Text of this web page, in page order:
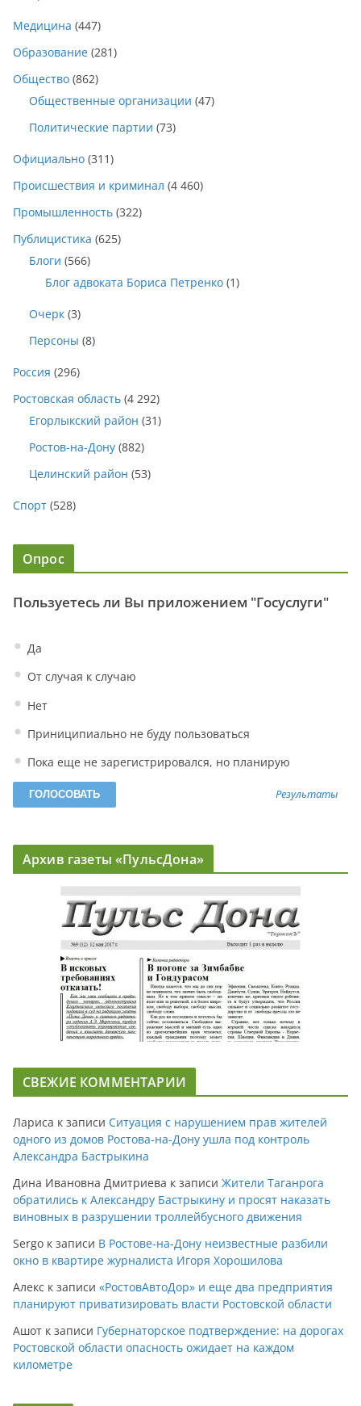
Медицина (447)
Образование (281)
Общество (862)
Общественные организации (47)
Политические партии (73)
Официально (311)
Происшествия и криминал (4 460)
Промышленность (322)
Публицистика (625)
Блоги (566)
Блог адвоката Бориса Петренко (1)
Очерк (3)
Персоны (8)
Россия (296)
Ростовская область (4 292)
Егорлыкский район (31)
Ростов-на-Дону (882)
Целинский район (53)
Спорт (528)
Опрос
Пользуетесь ли Вы приложением "Госуслуги"
Да
От случая к случаю
Нет
Приниципиально не буду пользоваться
Пока еще не зарегистрировался, но планирую
Результаты
Архив газеты «ПульсДона»
СВЕЖИЕ КОММЕНТАРИИ
Лариса к записи Ситуация с нарушением прав жителей
одного из домов Ростова-на-Дону ушла под контроль
Александра Бастрыкина
Дина Ивановна Дмитриева к записи Жители Таганрога
обратились к Александру Бастрыкину и просят наказать
виновных в разрушении троллейбусного движения
Sergo к записи В Ростове-на-Дону неизвестные разбили
окно в квартире журналиста Игоря Хорошилова
Алекс к записи «РостовАвтоДор» и еще два предприятия
планируют приватизировать власти Ростовской области
Ашот к записи Губернаторское подтверждение: на дорогах
Ростовской области опасность ожидает на каждом
километре